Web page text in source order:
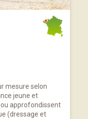
mesure selon
jeune et
approfondissent
(dressage et